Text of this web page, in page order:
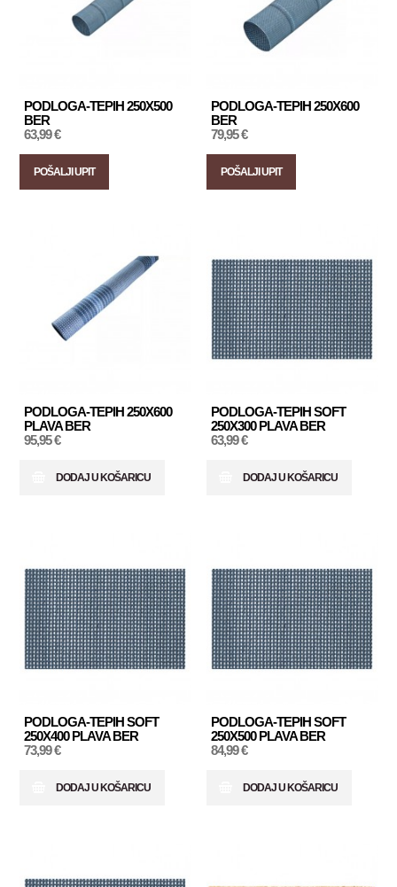
PODLOGA-TEPIH 250X500
BER
63,99 €
POŠALJI UPIT
PODLOGA-TEPIH 250X600
BER
79,95 €
POŠALJI UPIT
PODLOGA-TEPIH 250X600
PLAVA BER
95,95 €
DODAJ U KOŠARICU
PODLOGA-TEPIH SOFT
250X300 PLAVA BER
63,99 €
DODAJ U KOŠARICU
PODLOGA-TEPIH SOFT
250X400 PLAVA BER
73,99 €
DODAJ U KOŠARICU
PODLOGA-TEPIH SOFT
250X500 PLAVA BER
84,99 €
DODAJ U KOŠARICU